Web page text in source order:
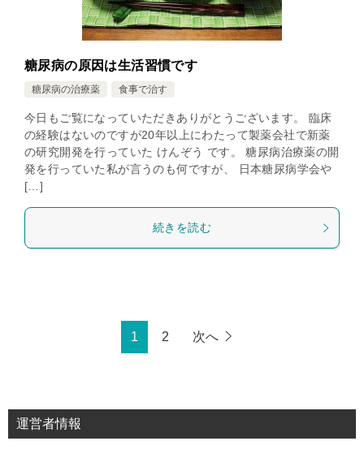
糖尿病の原因は生活習慣です
糖尿病の治療薬 食事で治す
今日もご覧になっていただきありがとうございます。 臨床
の経験はないのですが20年以上にわたって製薬会社で新薬
の研究開発を行っていた けんぞう です。 糖尿病治療薬の開
発を行っていた私が言うのも何ですが、 日本糖尿病学会や
[…]
続きを読む
1 2 次へ
運営者情報